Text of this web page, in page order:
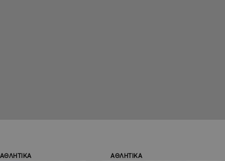
ΑΘΛΗΤΙΚΑ ΑΘΛΗΤΙΚΑ